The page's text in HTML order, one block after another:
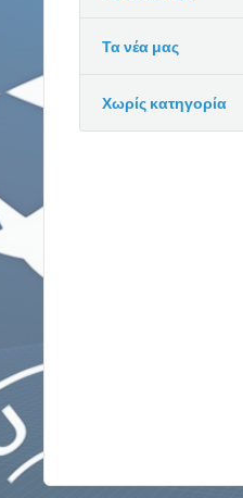
Τα νέα μας
Χωρίς κατηγορία